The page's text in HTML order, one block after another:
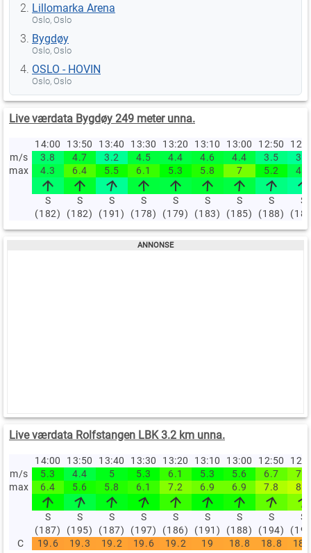
Lillomarka Arena
Oslo, Oslo
Bygdøy
Oslo, Oslo
OSLO - HOVIN
Oslo, Oslo
Live værdata Bygdøy 249 meter unna.
14:00 13:50 13:40 13:30 13:20 13:10 13:00 12:50
m/s
3.8 4.7 3.2 4.5 4.4 4.6 4.4 3.5
3.2
max
4.3 6.4 5.5 6.1 5.3 5.8 7 5.2 4.2
S
(182)
S
(182)
S
(191)
S
(178)
S
(179)
S
(183)
S
(185)
S
(188)
S
Live værdata Rolfstangen LBK 3.2 km unna.
14:00 13:50 13:40 13:30 13:20 13:10 13:00 12:50
m/s
5.3 4.4 5 5.3 6.1 5.3 5.6 6.7
7.2
max
6.4 5.6 5.8 6.1 7.2 6.9 6.9 7.8 8.1
S
(187)
S
(195)
S
(187)
S
(197)
S
(186)
S
(191)
S
(188)
S
(194)
S
C
19.6 19.3 19.2 19.6 19.2 19 18.8 18.8